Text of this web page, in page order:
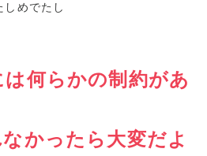
しめでたし
何らかの制約があ
かったら大変だよ